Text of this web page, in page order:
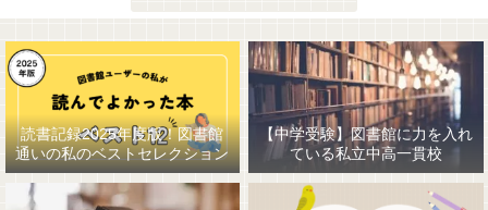
読書記録2025年度版！図書館
通いの私のベストセレクション
【中学受験】図書館に力を入れ
ている私立中高一貫校